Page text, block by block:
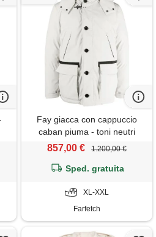
Fay giacca con cappuccio
caban piuma - toni neutri
857,00 € 1.200,00 €
Sped. gratuita
XL-XXL
Farfetch